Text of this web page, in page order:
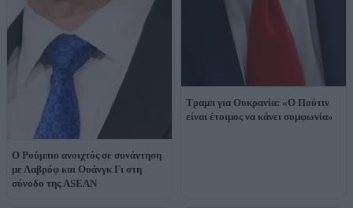
Ο Ρούμπιο ανοιχτός σε συνάντηση
με Λαβρόφ και Ουάνγκ Γι στη
σύνοδο της ASEAN
Τραμπ για Ουκρανία: «Ο Πούτιν
είναι έτοιμος να κάνει συμφωνία»